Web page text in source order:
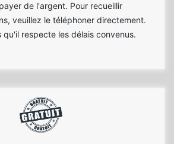
de l'argent. Pour recueillir
veuillez le téléphoner directement.
qu'il respecte les délais convenus.